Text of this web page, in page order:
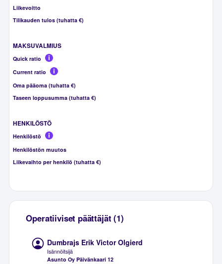
Liikevoitto
Tilikauden tulos (tuhatta €)
MAKSUVALMIUS
Quick ratio
Current ratio
Oma pääoma (tuhatta €)
Taseen loppusumma (tuhatta €)
HENKILÖSTÖ
Henkilöstö
Henkilöstön muutos
Liikevaihto per henkilö (tuhatta €)
Operatiiviset päättäjät (1)
Dumbrajs Erik Victor Olgierd
Isännöitsijä
Asunto Oy Päivänkaari 12